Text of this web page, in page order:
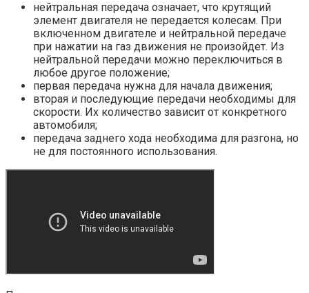
нейтральная передача означает, что крутящий
элемент двигателя не передается колесам. При
включенном двигателе и нейтральной передаче
при нажатии на газ движения не произойдет. Из
нейтральной передачи можно переключиться в
любое другое положение;
первая передача нужна для начала движения;
вторая и последующие передачи необходимы для
скорости. Их количество зависит от конкретного
автомобиля;
передача заднего хода необходима для разгона, но
не для постоянного использования.